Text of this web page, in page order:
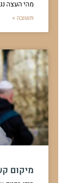
כוונת שם ה' בברכה
להמשך לחצו כאן >>